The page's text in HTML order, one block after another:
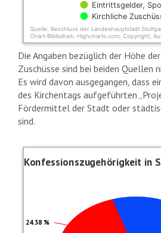
Eintrittsgelder,
Kirchliche
Quelle: Beschluss der Landeshauptstadt
Chart-Bibliothek: Highcharts.com; Copyright,
End of interactive chart.
Die Angaben bezüglich der Höhe
Zuschüsse sind bei beiden Quellen
Es wird davon ausgegangen, dass
des Kirchentags aufgeführten
Fördermittel der Stadt oder
sind.
Konfessionszugehörigkeit in
24.38 %